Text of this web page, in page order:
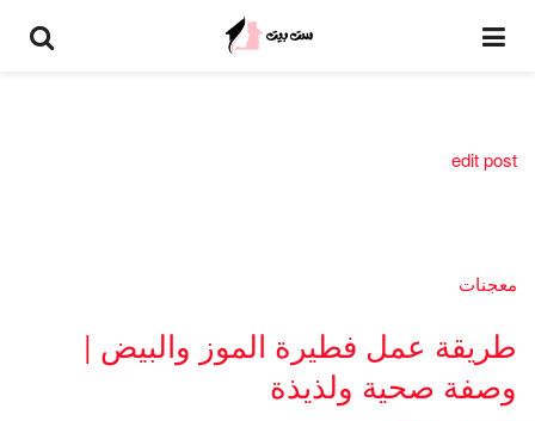
edit post
معجنات
طريقة عمل فطيرة الموز والبيض |
وصفة صحية ولذيذة